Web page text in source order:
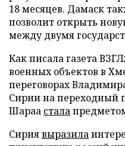
18 месяцев. Дамаск
позволит открыть
между двумя
Как писала газета
военных объектов в
переговорах
Сирии на переходный
Шараа стала
Сириявыразила